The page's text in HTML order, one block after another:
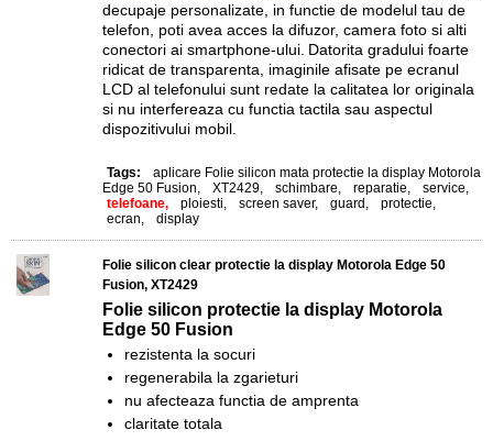
decupaje personalizate, in functie de modelul tau de
telefon, poti avea acces la difuzor, camera foto si alti
conectori ai smartphone-ului. Datorita gradului foarte
ridicat de transparenta, imaginile afisate pe ecranul
LCD al telefonului sunt redate la calitatea lor originala
si nu interfereaza cu functia tactila sau aspectul
dispozitivului mobil.
Tags:
aplicare Folie silicon mata protectie la display Motorola
Edge 50 Fusion, XT2429, schimbare, reparatie, service,
telefoane,
ploiesti, screen saver, guard , protectie,
ecran, display
Folie silicon clear protectie la display Motorola Edge 50
Fusion, XT2429
Folie silicon protectie la display Motorola
Edge 50 Fusion
rezistenta la socuri
regenerabila la zgarieturi
nu afecteaza functia de amprenta
claritate totala